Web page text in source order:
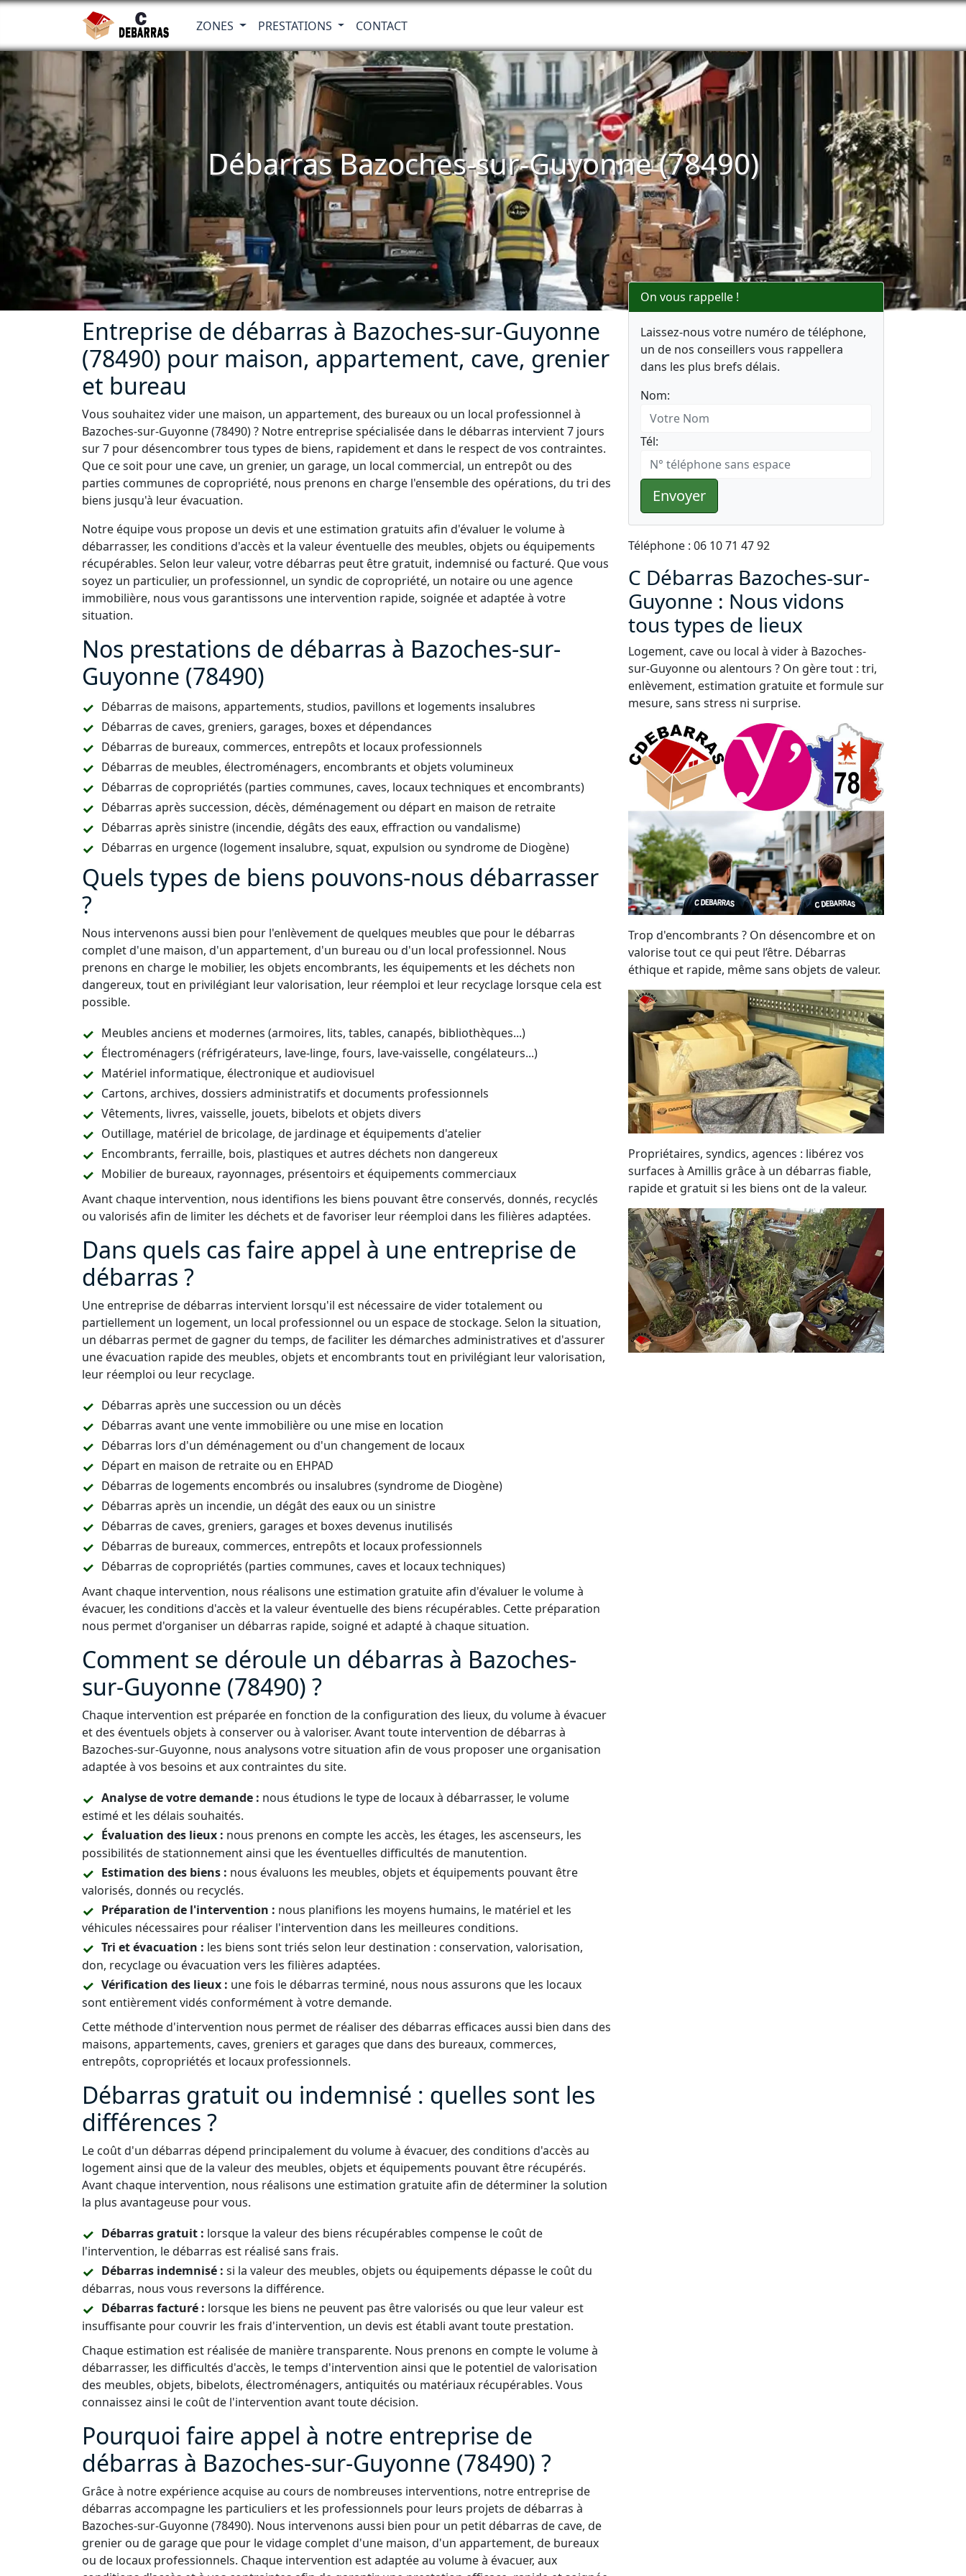
ZONES PRESTATIONS CONTACT
Débarras Bazoches-sur-Guyonne (78490)
Entreprise de débarras à Bazoches-sur-Guyonne
(78490) pour maison, appartement, cave, grenier
et bureau
Vous souhaitez vider une maison, un appartement, des bureaux ou un local professionnel à
Bazoches-sur-Guyonne (78490) ? Notre entreprise spécialisée dans le débarras intervient 7 jours
sur 7 pour désencombrer tous types de biens, rapidement et dans le respect de vos contraintes.
Que ce soit pour une cave, un grenier, un garage, un local commercial, un entrepôt ou des
parties communes de copropriété, nous prenons en charge l'ensemble des opérations, du tri des
biens jusqu'à leur évacuation.
Notre équipe vous propose un devis et une estimation gratuits afin d'évaluer le volume à
débarrasser, les conditions d'accès et la valeur éventuelle des meubles, objets ou équipements
récupérables. Selon leur valeur, votre débarras peut être gratuit, indemnisé ou facturé. Que vous
soyez un particulier, un professionnel, un syndic de copropriété, un notaire ou une agence
immobilière, nous vous garantissons une intervention rapide, soignée et adaptée à votre
situation.
Nos prestations de débarras à Bazoches-sur-
Guyonne (78490)
Débarras de maisons, appartements, studios, pavillons et logements insalubres
Débarras de caves, greniers, garages, boxes et dépendances
Débarras de bureaux, commerces, entrepôts et locaux professionnels
Débarras de meubles, électroménagers, encombrants et objets volumineux
Débarras de copropriétés (parties communes, caves, locaux techniques et encombrants)
Débarras après succession, décès, déménagement ou départ en maison de retraite
Débarras après sinistre (incendie, dégâts des eaux, effraction ou vandalisme)
Débarras en urgence (logement insalubre, squat, expulsion ou syndrome de Diogène)
Quels types de biens pouvons-nous débarrasser
?
Nous intervenons aussi bien pour l'enlèvement de quelques meubles que pour le débarras
complet d'une maison, d'un appartement, d'un bureau ou d'un local professionnel. Nous
prenons en charge le mobilier, les objets encombrants, les équipements et les déchets non
dangereux, tout en privilégiant leur valorisation, leur réemploi et leur recyclage lorsque cela est
possible.
Meubles anciens et modernes (armoires, lits, tables, canapés, bibliothèques...)
Électroménagers (réfrigérateurs, lave-linge, fours, lave-vaisselle, congélateurs...)
Matériel informatique, électronique et audiovisuel
Cartons, archives, dossiers administratifs et documents professionnels
Vêtements, livres, vaisselle, jouets, bibelots et objets divers
Outillage, matériel de bricolage, de jardinage et équipements d'atelier
Encombrants, ferraille, bois, plastiques et autres déchets non dangereux
Mobilier de bureaux, rayonnages, présentoirs et équipements commerciaux
Avant chaque intervention, nous identifions les biens pouvant être conservés, donnés, recyclés
ou valorisés afin de limiter les déchets et de favoriser leur réemploi dans les filières adaptées.
Dans quels cas faire appel à une entreprise de
débarras ?
Une entreprise de débarras intervient lorsqu'il est nécessaire de vider totalement ou
partiellement un logement, un local professionnel ou un espace de stockage. Selon la situation,
un débarras permet de gagner du temps, de faciliter les démarches administratives et d'assurer
une évacuation rapide des meubles, objets et encombrants tout en privilégiant leur valorisation,
leur réemploi ou leur recyclage.
Débarras après une succession ou un décès
Débarras avant une vente immobilière ou une mise en location
Débarras lors d'un déménagement ou d'un changement de locaux
Départ en maison de retraite ou en EHPAD
Débarras de logements encombrés ou insalubres (syndrome de Diogène)
Débarras après un incendie, un dégât des eaux ou un sinistre
Débarras de caves, greniers, garages et boxes devenus inutilisés
Débarras de bureaux, commerces, entrepôts et locaux professionnels
Débarras de copropriétés (parties communes, caves et locaux techniques)
Avant chaque intervention, nous réalisons une estimation gratuite afin d'évaluer le volume à
évacuer, les conditions d'accès et la valeur éventuelle des biens récupérables. Cette préparation
nous permet d'organiser un débarras rapide, soigné et adapté à chaque situation.
Comment se déroule un débarras à Bazoches-
sur-Guyonne (78490) ?
Chaque intervention est préparée en fonction de la configuration des lieux, du volume à évacuer
et des éventuels objets à conserver ou à valoriser. Avant toute intervention de débarras à
Bazoches-sur-Guyonne, nous analysons votre situation afin de vous proposer une organisation
adaptée à vos besoins et aux contraintes du site.
Analyse de votre demande : nous étudions le type de locaux à débarrasser, le volume
estimé et les délais souhaités.
Évaluation des lieux : nous prenons en compte les accès, les étages, les ascenseurs, les
possibilités de stationnement ainsi que les éventuelles difficultés de manutention.
Estimation des biens : nous évaluons les meubles, objets et équipements pouvant être
valorisés, donnés ou recyclés.
Préparation de l'intervention : nous planifions les moyens humains, le matériel et les
véhicules nécessaires pour réaliser l'intervention dans les meilleures conditions.
Tri et évacuation : les biens sont triés selon leur destination : conservation, valorisation,
don, recyclage ou évacuation vers les filières adaptées.
Vérification des lieux : une fois le débarras terminé, nous nous assurons que les locaux
sont entièrement vidés conformément à votre demande.
Cette méthode d'intervention nous permet de réaliser des débarras efficaces aussi bien dans des
maisons, appartements, caves, greniers et garages que dans des bureaux, commerces,
entrepôts, copropriétés et locaux professionnels.
Débarras gratuit ou indemnisé : quelles sont les
différences ?
Le coût d'un débarras dépend principalement du volume à évacuer, des conditions d'accès au
logement ainsi que de la valeur des meubles, objets et équipements pouvant être récupérés.
Avant chaque intervention, nous réalisons une estimation gratuite afin de déterminer la solution
la plus avantageuse pour vous.
Débarras gratuit : lorsque la valeur des biens récupérables compense le coût de
l'intervention, le débarras est réalisé sans frais.
Débarras indemnisé : si la valeur des meubles, objets ou équipements dépasse le coût du
débarras, nous vous reversons la différence.
Débarras facturé : lorsque les biens ne peuvent pas être valorisés ou que leur valeur est
insuffisante pour couvrir les frais d'intervention, un devis est établi avant toute prestation.
Chaque estimation est réalisée de manière transparente. Nous prenons en compte le volume à
débarrasser, les difficultés d'accès, le temps d'intervention ainsi que le potentiel de valorisation
des meubles, objets, bibelots, électroménagers, antiquités ou matériaux récupérables. Vous
connaissez ainsi le coût de l'intervention avant toute décision.
Pourquoi faire appel à notre entreprise de
débarras à Bazoches-sur-Guyonne (78490) ?
Grâce à notre expérience acquise au cours de nombreuses interventions, notre entreprise de
débarras accompagne les particuliers et les professionnels pour leurs projets de débarras à
Bazoches-sur-Guyonne (78490). Nous intervenons aussi bien pour un petit débarras de cave, de
grenier ou de garage que pour le vidage complet d'une maison, d'un appartement, de bureaux
ou de locaux professionnels. Chaque intervention est adaptée au volume à évacuer, aux
On vous rappelle !
Laissez-nous votre numéro de téléphone,
un de nos conseillers vous rappellera
dans les plus brefs délais.
Nom:
Tél:
Envoyer
Téléphone : 06 10 71 47 92
C Débarras Bazoches-sur-
Guyonne : Nous vidons
tous types de lieux
Logement, cave ou local à vider à Bazoches-
sur-Guyonne ou alentours ? On gère tout : tri,
enlèvement, estimation gratuite et formule sur
mesure, sans stress ni surprise.
Trop d'encombrants ? On désencombre et on
valorise tout ce qui peut l’être. Débarras
éthique et rapide, même sans objets de valeur.
Propriétaires, syndics, agences : libérez vos
surfaces à Amillis grâce à un débarras fiable,
rapide et gratuit si les biens ont de la valeur.